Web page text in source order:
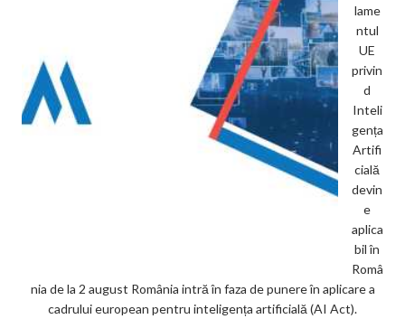
lame
ntul
UE
privin
d
Inteli
gența
Artifi
cială
devin
e
aplica
bil în
Româ
nia de la 2 august România intră în faza de punere în aplicare a
cadrului european pentru inteligența artificială (AI Act).